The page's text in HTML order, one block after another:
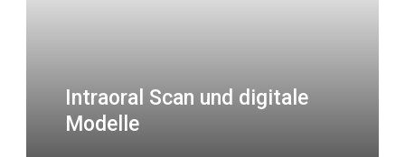
Intraoral Scan und digitale
Modelle